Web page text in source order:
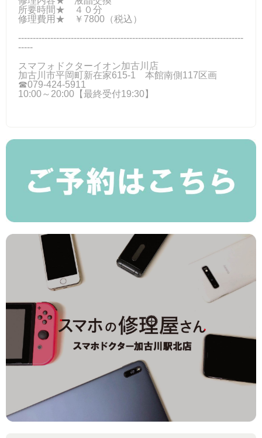
所要時間★ ４０分
修理費用★ ￥7800（税込）
-----------------------------------------------------------------------------
-----
スマフォドクターイオン加古川店
加古川市平岡町新在家615-1 本館南側117区画
☎079-424‐5911
10:00～20:00【最終受付19:30】